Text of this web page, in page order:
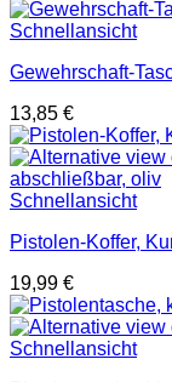
Schnellansicht
Gewehrschaft-
13,85 €
Schnellansicht
Pistolen-Koffer,
19,99 €
Schnellansicht